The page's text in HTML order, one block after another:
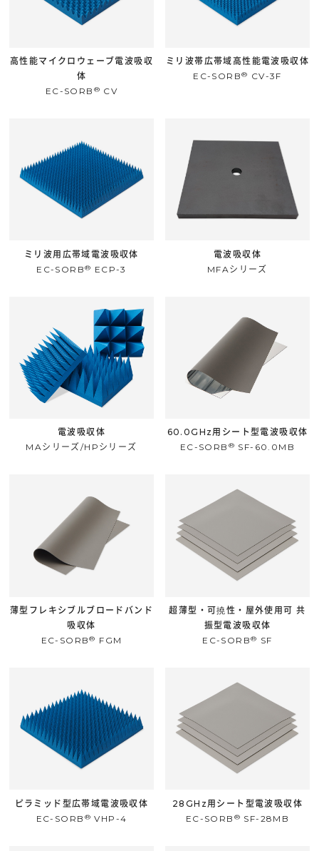
高性能マイクロウェーブ電波吸収
体
EC-SORB ® CV
ミリ波帯広帯域高性能電波吸収体
EC-SORB® CV-3F
ミリ波用広帯域電波吸収体
EC-SORB® ECP-3
電波吸収体
MFAシリーズ
電波吸収体
MAシリーズ/HPシリーズ
60.0GHz用シート型電波吸収体
EC-SORB ® SF-60.0MB
薄型フレキシブルブロードバンド
吸収体
EC-SORB® FGM
超薄型・可撓性・屋外使用可 共
振型電波吸収体
EC-SORB® SF
ピラミッド型広帯域電波吸収体
EC-SORB ® VHP-4
28GHz用シート型電波吸収体
EC-SORB ® SF-28MB